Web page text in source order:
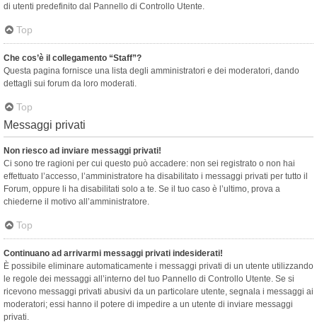
di utenti predefinito dal Pannello di Controllo Utente.
Top
Che cos’è il collegamento “Staff”?
Questa pagina fornisce una lista degli amministratori e dei moderatori, dando
dettagli sui forum da loro moderati.
Top
Messaggi privati
Non riesco ad inviare messaggi privati!
Ci sono tre ragioni per cui questo può accadere: non sei registrato o non hai
effettuato l’accesso, l’amministratore ha disabilitato i messaggi privati per tutto il
Forum, oppure li ha disabilitati solo a te. Se il tuo caso è l’ultimo, prova a
chiederne il motivo all’amministratore.
Top
Continuano ad arrivarmi messaggi privati indesiderati!
È possibile eliminare automaticamente i messaggi privati ​​di un utente utilizzando
le regole dei messaggi all’interno del tuo Pannello di Controllo Utente. Se si
ricevono messaggi privati ​​abusivi da un particolare utente, segnala i messaggi ai
moderatori; essi hanno il potere di impedire a un utente di inviare messaggi
privati​​.